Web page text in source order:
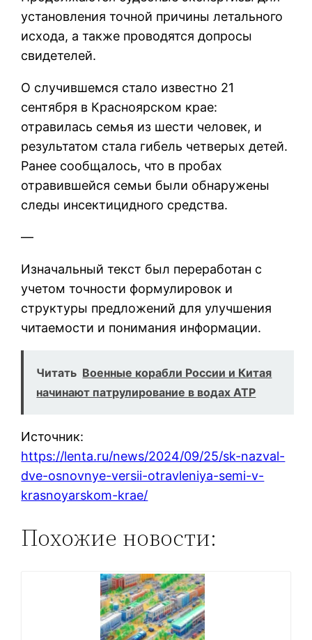
установления точной причины летального
исхода, а также проводятся допросы
свидетелей.
О случившемся стало известно 21
сентября в Красноярском крае:
отравилась семья из шести человек, и
результатом стала гибель четверых детей.
Ранее сообщалось, что в пробах
отравившейся семьи были обнаружены
следы инсектицидного средства.
—
Изначальный текст был переработан с
учетом точности формулировок и
структуры предложений для улучшения
читаемости и понимания информации.
Читать Военные корабли России и Китая
начинают патрулирование в водах АТР
Источник:
https://lenta.ru/news/2024/09/25/sk-nazval-
dve-osnovnye-versii-otravleniya-semi-v-
krasnoyarskom-krae/
Похожие новости: